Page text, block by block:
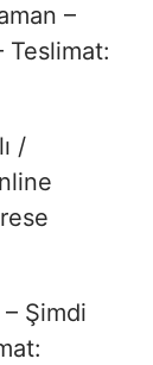
–
Teslimat:
/
– Şimdi